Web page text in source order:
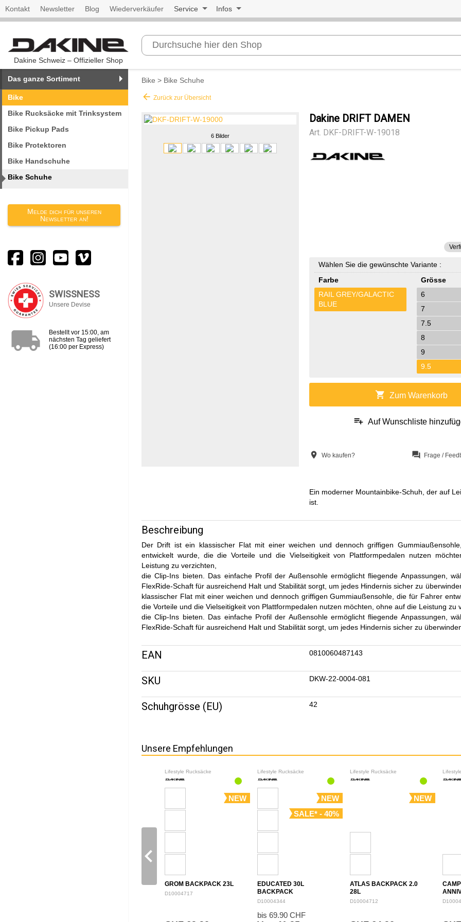
Kontakt Newsletter Blog Wiederverkäufer Service Infos
Dakine Schweiz – Offizieller Shop
Das ganze Sortiment
Bike
Bike Rucksäcke mit Trinksystem
Bike Pickup Pads
Bike Protektoren
Bike Handschuhe
Bike Schuhe
Melde dich für unseren
Newsletter an!
SWISSNESS
Unsere Devise
local_shipping
Bestellt vor 15:00, am
nächsten Tag geliefert
(16:00 per Express)
Bike > Bike Schuhe
arrow_back Zurück zur Übersicht
6 Bilder
Dakine DRIFT DAMEN
Art. DKF-DRIFT-W-19018
Wählen Sie die gewünschte Variante :
Farbe
RAIL GREY/GALACTIC
BLUE
Grösse
6
7
7.5
8
9
9.5
shopping_cart Zum Warenkorb
playlist_add Auf Wunschliste
location_on Wo kaufen? question_answer Frage /
Ein moderner Mountainbike-Schuh, der auf
ist.
Beschreibung
Der Drift ist ein klassischer Flat mit einer weichen und dennoch griffigen
entwickelt wurde, die die Vorteile und die Vielseitigkeit von Plattformpedalen nutzen
Leistung zu verzichten,
die Clip-Ins bieten. Das einfache Profil der Außensohle ermöglicht fliegende Anpassungen,
FlexRide-Schaft für ausreichend Halt und Stabilität sorgt, um jedes Hindernis sicher zu
klassischer Flat mit einer weichen und dennoch griffigen Gummiaußensohle, die für Fahrer
die Vorteile und die Vielseitigkeit von Plattformpedalen nutzen möchten, ohne auf die Leistung zu
die Clip-Ins bieten. Das einfache Profil der Außensohle ermöglicht fliegende Anpassungen,
FlexRide-Schaft für ausreichend Halt und Stabilität sorgt, um jedes Hindernis sicher zu
EAN 0810060487143
SKU DKW-22-0004-081
Schuhgrösse (EU) 42
Unsere Empfehlungen
Lifestyle Rucksäcke
NEW
GROM BACKPACK 23L
D10004717
Lifestyle Rucksäcke
NEW
SALE* - 40%
EDUCATED 30L
BACKPACK
D10004344
bis 69.90 CHF
Lifestyle Rucksäcke
NEW
ATLAS BACKPACK 2.0
28L
D10004712
navigate_before